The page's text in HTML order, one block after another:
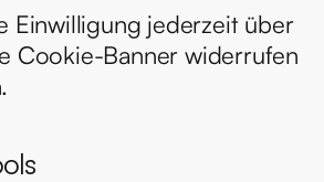
Einwilligung jederzeit über
Cookie-Banner widerrufen